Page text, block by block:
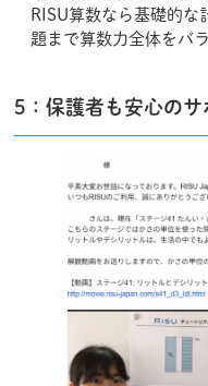
RISU算数なら基礎的な
題まで算数力全体をバ
5：保護者も安心のサ